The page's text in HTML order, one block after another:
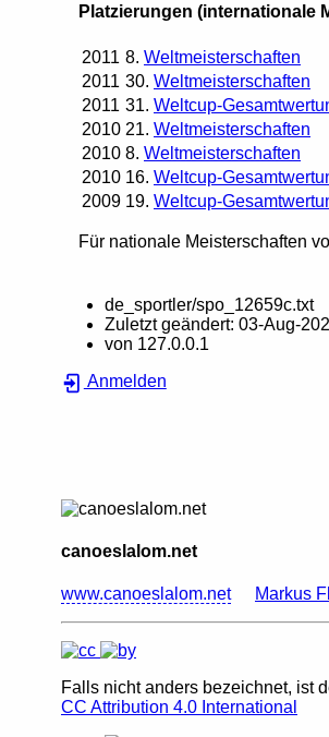
Platzierungen (internationale
2011 8. Weltmeisterschaften
2011 30. Weltmeisterschaften
2011 31. Weltcup-
2010 21. Weltmeisterschaften
2010 8. Weltmeisterschaften
2010 16. Weltcup-
2009 19. Weltcup-
Für nationale Meisterschaften
de_sportler/spo_12659c.txt
Zuletzt geändert: 03-Aug-
von 127.0.0.1
Anmelden
canoeslalom.net
www.canoeslalom.net Markus
Falls nicht anders bezeichnet, ist
CC Attribution 4.0 International